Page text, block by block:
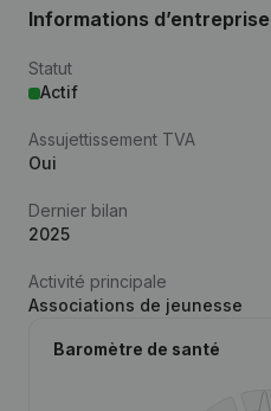
Informations d’entreprise
Statut
Actif
Assujettissement TVA
Oui
Dernier bilan
2025
Activité principale
Associations de jeunesse
Baromètre de santé